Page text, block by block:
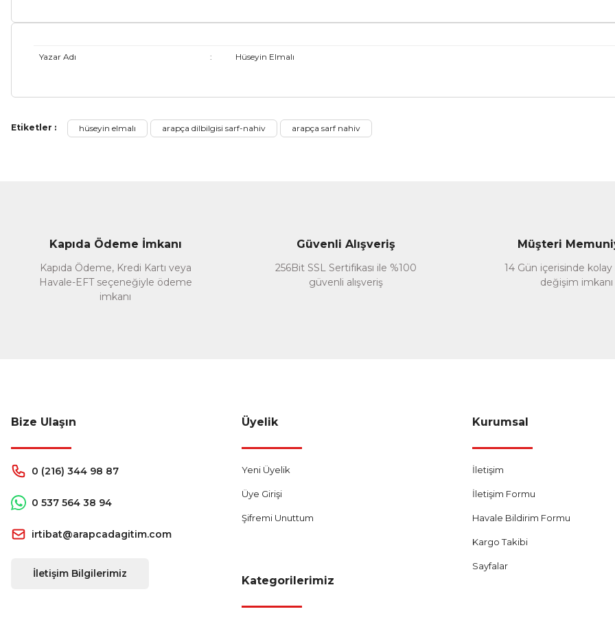
Yazar Adı : Hüseyin Elmalı
Bu ürünün fiyat bilgisi, resim, ürün açıklamalarında ve diğer konularda yetersiz gördüğünüz noktaları öneri formunu kullanarak
Görüş ve önerileriniz için teşekkür ederiz.
Bu ürüne benzer farklı alternatifler olmalı.
Etiketler : hüseyin elmalı arapça dilbilgisi sarf-nahiv arapça sarf nahiv
Kapıda Ödeme İmkanı
Kapıda Ödeme, Kredi Kartı veya
Havale-EFT seçeneğiyle ödeme
imkanı
Güvenli Alışveriş
256Bit SSL Sertifikası ile %100
güvenli alışveriş
Müşteri
14 Gün içerisinde kolay
değişim imkanı
Bize Ulaşın
0 (216) 344 98 87
0 537 564 38 94
irtibat@arapcadagitim.com
İletişim Bilgilerimiz
Üyelik
Yeni Üyelik
Üye Girişi
Şifremi Unuttum
Kurumsal
İletişim
İletişim Formu
Havale Bildirim Formu
Kargo Takibi
Sayfalar
Kategorilerimiz